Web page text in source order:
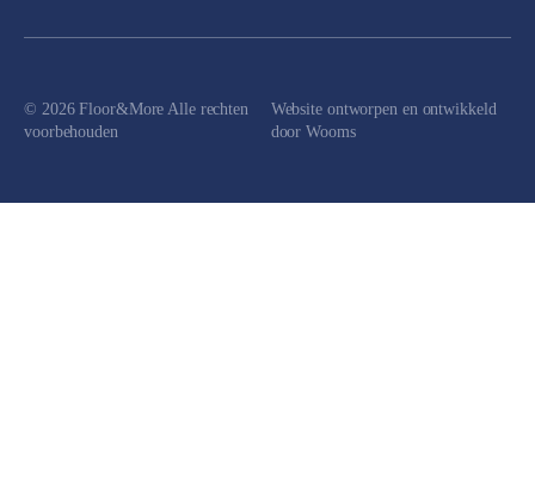
© 2026 Floor&More Alle rechten
voorbehouden
Website ontworpen en ontwikkeld
doorWooms